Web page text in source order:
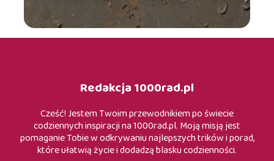
Redakcja 1000rad.pl
Cześć! Jestem Twoim przewodnikiem po świecie
codziennych inspiracji na 1000rad.pl. Moją misją jest
pomaganie Tobie w odkrywaniu najlepszych trików i porad,
które ułatwią życie i dodadzą blasku codzienności.